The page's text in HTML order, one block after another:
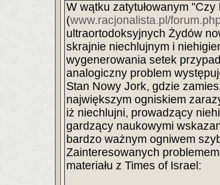
W wątku zatytułowanym
(www.racjonalista.pl/
ultraortodoksyjnych Żydów
skrajnie niechlujnym i
wygenerowania setek
analogiczny problem
Stan Nowy Jork, gdzie
największym ogniskiem
iż niechlujni, prowadzący
gardzący naukowymi
bardzo ważnym ogniwem
Zainteresowanych
materiału z Times of Israel: